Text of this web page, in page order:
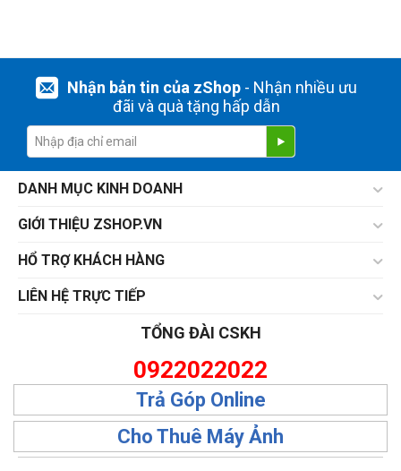
Nhận bản tin của zShop- Nhận nhiều ưu
đãi và quà tặng hấp dẫn
DANH MỤC KINH DOANH
GIỚI THIỆU ZSHOP.VN
HỔ TRỢ KHÁCH HÀNG
LIÊN HỆ TRỰC TIẾP
TỔNG ĐÀI CSKH
0922022022
Trả Góp Online
Cho Thuê Máy Ảnh